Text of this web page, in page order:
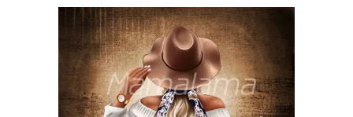
prix :
5,00 €
à
10,00 €